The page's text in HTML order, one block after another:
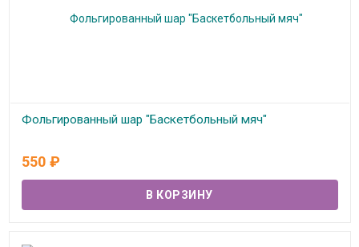
Фольгированный шар "Баскетбольный мяч"
550 ₽